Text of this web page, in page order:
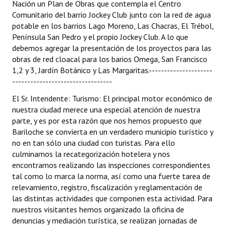
Nación un Plan de Obras que contempla el Centro
Comunitario del barrio Jockey Club junto con la red de agua
potable en los barrios Lago Moreno, Las Chacras, El Trébol,
Península San Pedro y el propio Jockey Club. A lo que
debemos agregar la presentación de los proyectos para las
obras de red cloacal para los barios Omega, San Francisco
1,2 y 3, Jardín Botánico y Las Margaritas.---------------------
---------------------------------
El Sr. Intendente: Turismo: El principal motor económico de
nuestra ciudad merece una especial atención de nuestra
parte, y es por esta razón que nos hemos propuesto que
Bariloche se convierta en un verdadero municipio turístico y
no en tan sólo una ciudad con turistas. Para ello
culminamos la recategorización hotelera y nos
encontramos realizando las inspecciones correspondientes
tal como lo marca la norma, así como una fuerte tarea de
relevamiento, registro, fiscalización y reglamentación de
las distintas actividades que componen esta actividad. Para
nuestros visitantes hemos organizado la oficina de
denuncias y mediación turística, se realizan jornadas de